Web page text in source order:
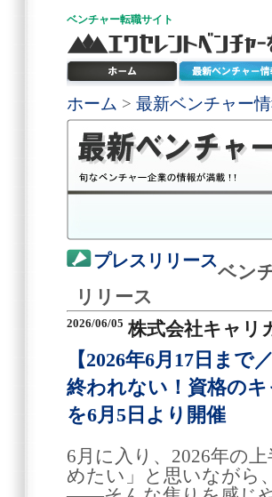
ベンチャー転職サイト
ホーム > 最新ベンチャー
プレスリリース
ベン
リリース
2026/06/05 株式会社キャリ
【2026年6月17日ま
終われない！資格の
を6月5日より開催
6月に入り、2026年の
めたい」と思いながら